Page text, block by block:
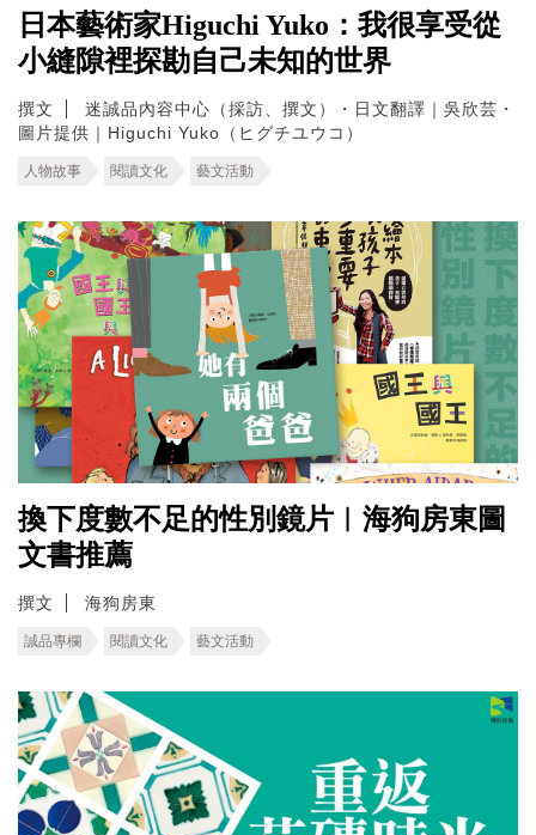
日本藝術家Higuchi Yuko：我很享受從
小縫隙裡探勘自己未知的世界
撰文
迷誠品內容中心（採訪、撰文）・日文翻譯｜吳欣芸・
圖片提供｜Higuchi Yuko（ヒグチユウコ）
人物故事 閱讀文化 藝文活動
換下度數不足的性別鏡片︱海狗房東圖
文書推薦
撰文 海狗房東
誠品專欄 閱讀文化 藝文活動